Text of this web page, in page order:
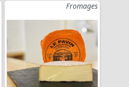
Fromages